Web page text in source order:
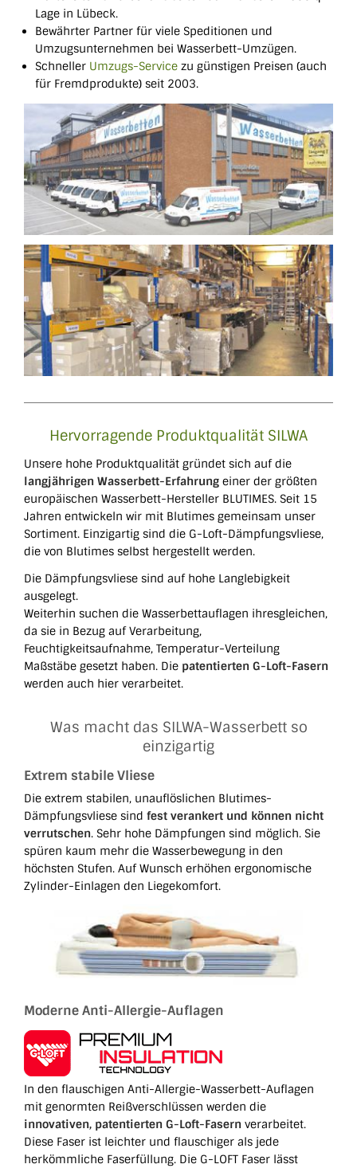
Lage in Lübeck.
Bewährter Partner für viele Speditionen und
Umzugsunternehmen bei Wasserbett-Umzügen.
Schneller Umzugs-Service zu günstigen Preisen (auch
für Fremdprodukte) seit 2003.
Hervorragende Produktqualität SILWA
Unsere hohe Produktqualität gründet sich auf die
langjährigen Wasserbett-Erfahrung einer der größten
europäischen Wasserbett-Hersteller BLUTIMES. Seit 15
Jahren entwickeln wir mit Blutimes gemeinsam unser
Sortiment. Einzigartig sind die G-Loft-Dämpfungsvliese,
die von Blutimes selbst hergestellt werden.
Die Dämpfungsvliese sind auf hohe Langlebigkeit
ausgelegt.
Weiterhin suchen die Wasserbettauflagen ihresgleichen,
da sie in Bezug auf Verarbeitung,
Feuchtigkeitsaufnahme, Temperatur-Verteilung
Maßstäbe gesetzt haben. Die patentierten G-Loft-Fasern
werden auch hier verarbeitet.
Was macht das SILWA-Wasserbett so
einzigartig
Extrem stabile Vliese
Die extrem stabilen, unauflöslichen Blutimes-
Dämpfungsvliese sind fest verankert und können nicht
verrutschen. Sehr hohe Dämpfungen sind möglich. Sie
spüren kaum mehr die Wasserbewegung in den
höchsten Stufen. Auf Wunsch erhöhen ergonomische
Zylinder-Einlagen den Liegekomfort.
Moderne Anti-Allergie-Auflagen
In den flauschigen Anti-Allergie-Wasserbett-Auflagen
mit genormten Reißverschlüssen werden die
innovativen, patentierten G-Loft-Fasern verarbeitet.
Diese Faser ist leichter und flauschiger als jede
herkömmliche Faserfüllung. Die G-LOFT Faser lässt